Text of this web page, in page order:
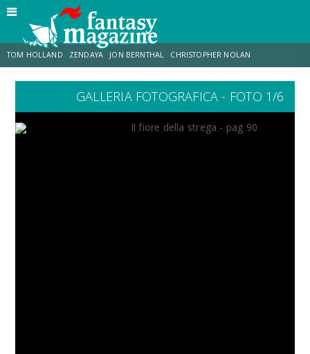
TOM HOLLAND ZENDAYA JON BERNTHAL CHRISTOPHER NOLAN
LUCCA COMICS & GAMES ODISSEA CHRIS MCKENNA
GALLERIA FOTOGRAFICA - FOTO 1/6